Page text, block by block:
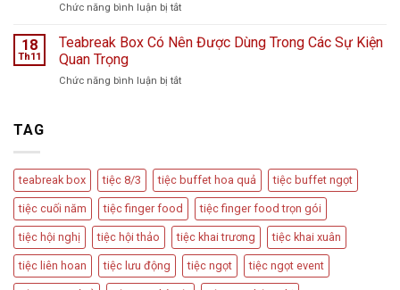
Cầu
Perfume
Tiệc
Đãi
Ngọt
Chức năng bình luận bị tắtở
Loại
Trà
Kế
Bàn
Tiệc
Hấp
Dẫn
18
Th11
Teabreak Box Có Nên Được Dùng Trong Các Sự Kiện
Quan Trọng
Chức năng bình luận bị tắtở
Dùng
Trong
Các
Sự
Kiện
Quan
Trọng
TAG
teabreak box tiệc 8/3 tiệc buffet hoa quả tiệc buffet ngọt
tiệc cuối năm tiệc finger food tiệc finger food trọn gói
tiệc hội nghị tiệc hội thảo tiệc khai trương tiệc khai xuân
tiệc liên hoan tiệc lưu động tiệc ngọt tiệc ngọt event